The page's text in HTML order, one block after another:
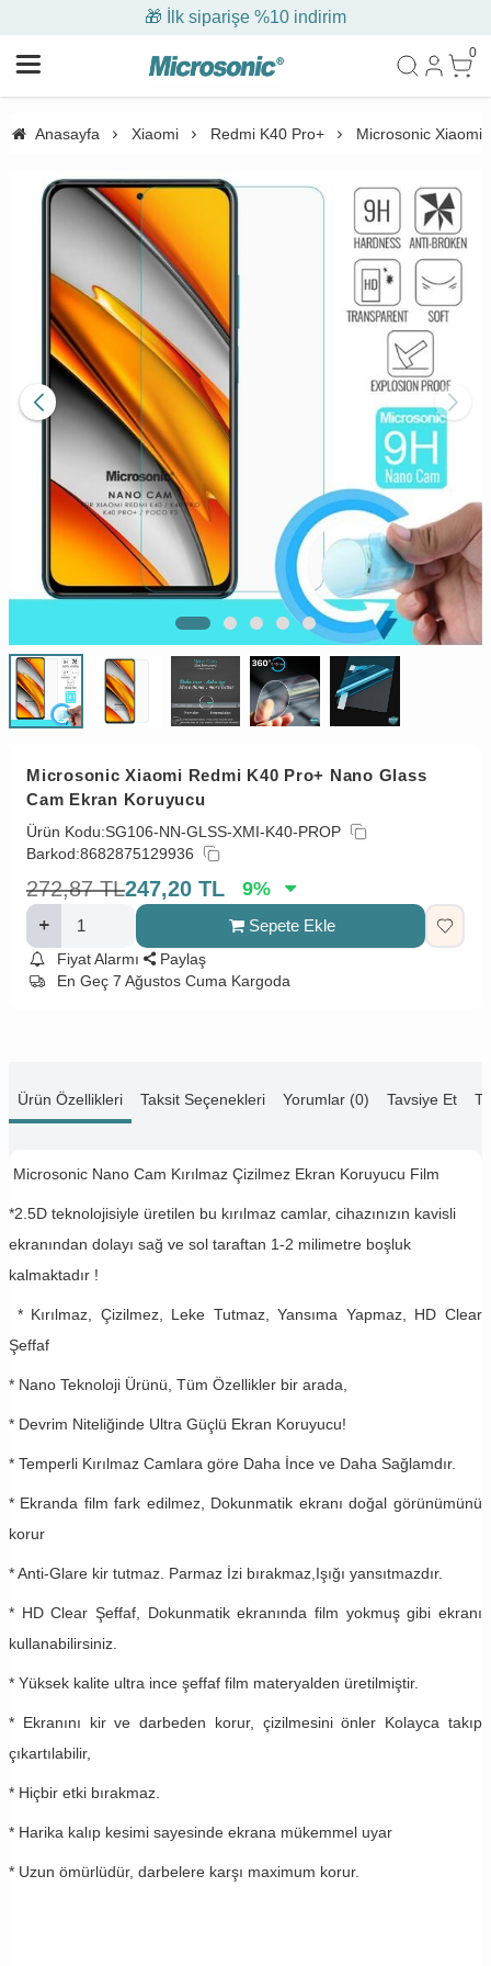
🎁 İlk siparişe %10 indirim
0
Anasayfa Xiaomi Redmi K40 Pro+ Microsonic Xiaomi
Microsonic Xiaomi Redmi K40 Pro+ Nano Glass
Cam Ekran Koruyucu
Ürün Kodu:SG106-NN-GLSS-XMI-K40-PROP
Barkod:8682875129936
272,87 TL247,20 TL 9%
Sepete Ekle
Fiyat Alarmı
Paylaş
En Geç 7 Ağustos Cuma Kargoda
Ürün Özellikleri Taksit Seçenekleri Yorumlar (0) Tavsiye Et
Microsonic Nano Cam Kırılmaz Çizilmez Ekran Koruyucu Film
*2.5D teknolojisiyle üretilen bu kırılmaz camlar, cihazınızın kavisli
ekranından dolayı sağ ve sol taraftan 1-2 milimetre boşluk
kalmaktadır !
* Kırılmaz, Çizilmez, Leke Tutmaz, Yansıma Yapmaz, HD Clear
Şeffaf
* Nano Teknoloji Ürünü, Tüm Özellikler bir arada,
* Devrim Niteliğinde Ultra Güçlü Ekran Koruyucu!
* Temperli Kırılmaz Camlara göre Daha İnce ve Daha Sağlamdır.
* Ekranda film fark edilmez, Dokunmatik ekranı doğal görünümünü
korur
* Anti-Glare kir tutmaz. Parmaz İzi bırakmaz,Işığı yansıtmazdır.
* HD Clear Şeffaf, Dokunmatik ekranında film yokmuş gibi ekranı
kullanabilirsiniz.
* Yüksek kalite ultra ince şeffaf film materyalden üretilmiştir.
* Ekranını kir ve darbeden korur, çizilmesini önler Kolayca takıp
çıkartılabilir,
* Hiçbir etki bırakmaz.
* Harika kalıp kesimi sayesinde ekrana mükemmel uyar
* Uzun ömürlüdür, darbelere karşı maximum korur.